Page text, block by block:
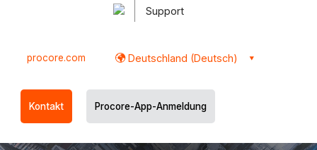
Support
procore.com Deutschland (Deutsch)
Kontakt Procore-App-Anmeldung